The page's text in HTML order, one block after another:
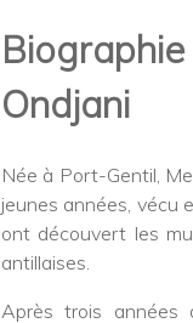
Ondjani
Née à Port-Gentil,
jeunes années, vécu
ont découvert les
antillaises.
Après trois années